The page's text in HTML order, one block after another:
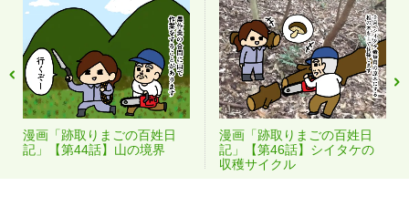
漫画「跡取りまごの百姓日
記」【第44話】山の境界
漫画「跡取りまごの百姓日
記」【第46話】シイタケの
収穫サイクル